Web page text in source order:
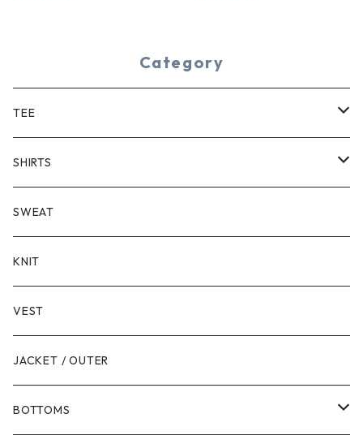
Category
TEE
SHORT SLEEVE
LONG SLEEVE
SHIRTS
SHORT SLEEVE
LONG SLEEVE
SWEAT
KNIT
VEST
JACKET / OUTER
BOTTOMS